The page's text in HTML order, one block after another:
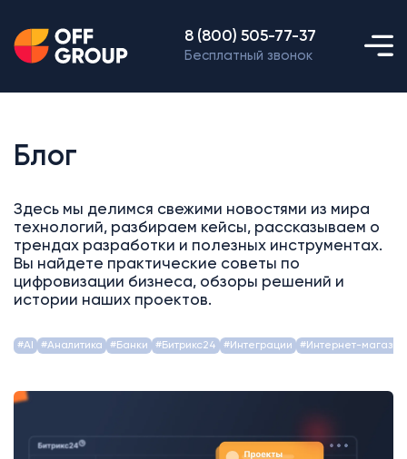
8 (800) 505-77-37
Бесплатный звонок
Блог
Здесь мы делимся свежими новостями из мира
технологий, разбираем кейсы, рассказываем о
трендах разработки и полезных инструментах.
Вы найдете практические советы по
цифровизации бизнеса, обзоры решений и
истории наших проектов.
#AI #Аналитика #Банки #Битрикс24 #Интеграции #Интернет-